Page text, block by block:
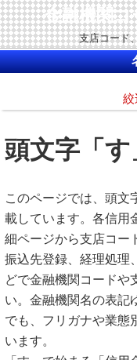
金融機関
支店コード
絞
頭文字「
このページでは、頭文
載しています。各信用
細ページから支店コー
振込先登録、経理処理
どで金融機関コードや
い。金融機関名の表記
でも、フリガナや業態
います。